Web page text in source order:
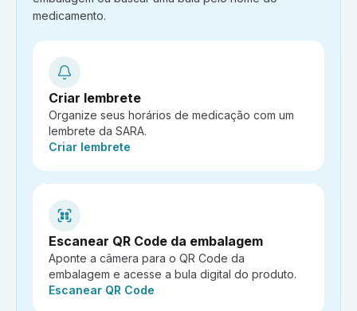
medicamento.
Criar lembrete
Organize seus horários de medicação com um
lembrete da SARA.
Ação:
Criar lembrete
Escanear QR Code da embalagem
Aponte a câmera para o QR Code da
embalagem e acesse a bula digital do produto.
Ação:
Escanear QR Code